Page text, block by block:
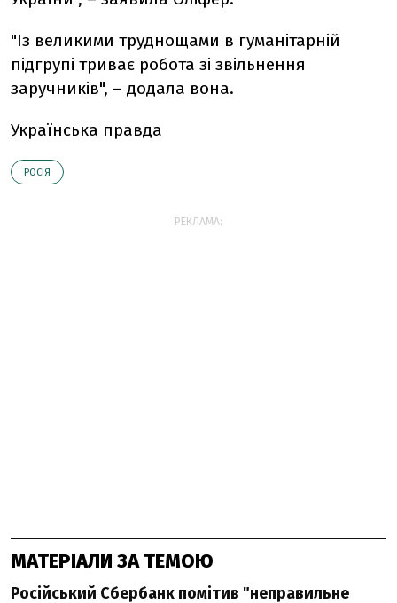
"Із великими труднощами в гуманітарній
підгрупі триває робота зі звільнення
заручників", – додала вона.
Українська правда
РОСІЯ
РЕКЛАМА:
МАТЕРІАЛИ ЗА ТЕМОЮ
Російський Сбербанк помітив "неправильне